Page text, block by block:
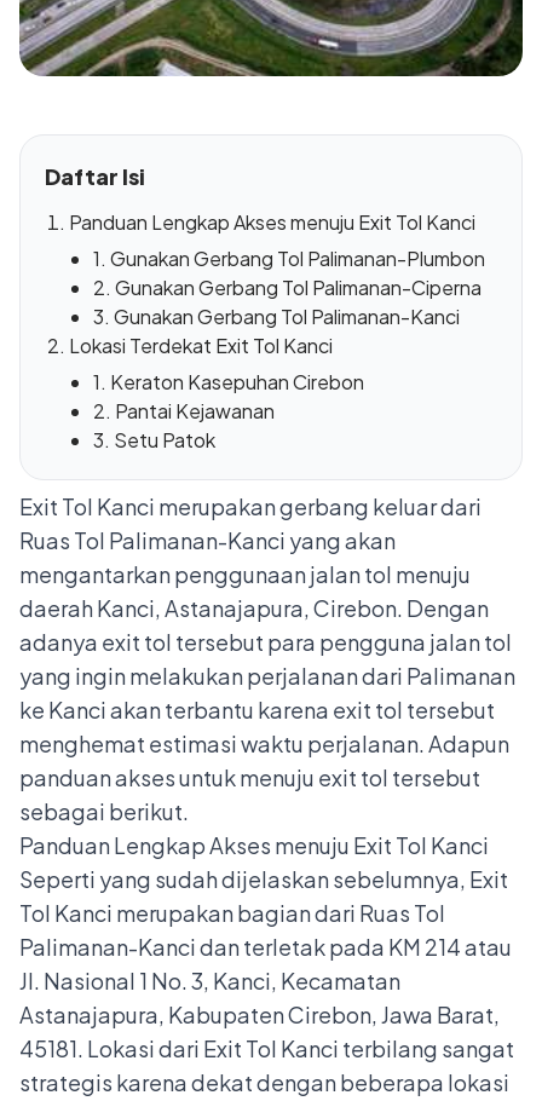
Daftar Isi
Panduan Lengkap Akses menuju Exit Tol Kanci
1. Gunakan Gerbang Tol Palimanan-Plumbon
2. Gunakan Gerbang Tol Palimanan-Ciperna
3. Gunakan Gerbang Tol Palimanan-Kanci
Lokasi Terdekat Exit Tol Kanci
1. Keraton Kasepuhan Cirebon
2. Pantai Kejawanan
3. Setu Patok
Exit Tol Kanci merupakan gerbang keluar dari
Ruas Tol Palimanan-Kanci yang akan
mengantarkan penggunaan jalan tol menuju
daerah Kanci, Astanajapura, Cirebon. Dengan
adanya exit tol tersebut para pengguna jalan tol
yang ingin melakukan perjalanan dari Palimanan
ke Kanci akan terbantu karena exit tol tersebut
menghemat estimasi waktu perjalanan. Adapun
panduan akses untuk menuju exit tol tersebut
sebagai berikut.
Panduan Lengkap Akses menuju Exit Tol Kanci
Seperti yang sudah dijelaskan sebelumnya, Exit
Tol Kanci merupakan bagian dari Ruas Tol
Palimanan-Kanci dan terletak pada KM 214 atau
Jl. Nasional 1 No. 3, Kanci, Kecamatan
Astanajapura, Kabupaten Cirebon, Jawa Barat,
45181. Lokasi dari Exit Tol Kanci terbilang sangat
strategis karena dekat dengan beberapa lokasi